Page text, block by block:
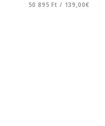
50 895 Ft / 139,00€